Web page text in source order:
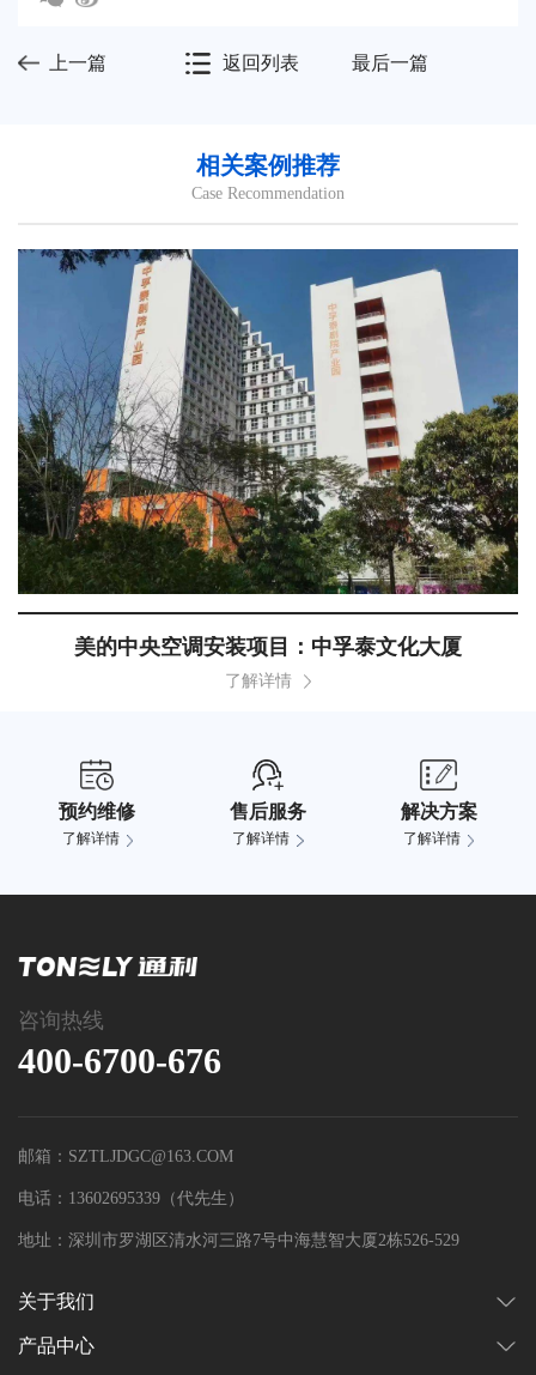
上一篇 返回列表 最后一篇
相关案例推荐
Case Recommendation
美的中央空调安装项目：中孚泰文化大厦
了解详情
预约维修
了解详情
售后服务
了解详情
解决方案
了解详情
关于我们
产品中心
咨询热线
400-6700-676
邮箱：SZTLJDGC@163.COM
电话：13602695339（代先生）
地址：深圳市罗湖区清水河三路7号中海慧智大厦2栋526-529